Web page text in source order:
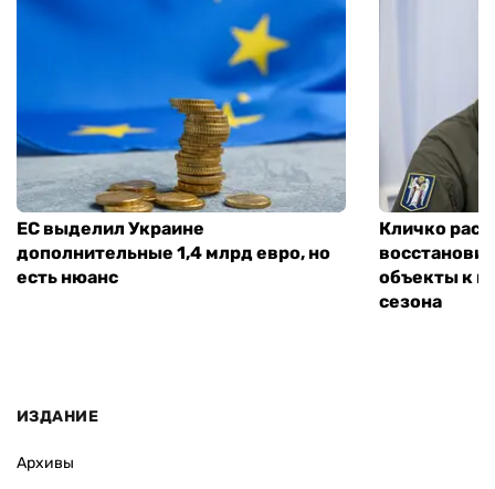
ЕС выделил Украине
дополнительные 1,4 млрд евро, но
есть нюанс
Кличко
объекты к
сезона
ИЗДАНИЕ
Архивы